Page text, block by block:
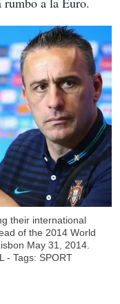
their international
of the 2014 World
May 31, 2014.
- Tags: SPORT
X